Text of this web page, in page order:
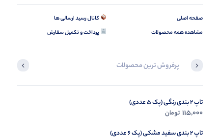
صفحه اصلی
مشاهده همه محصولات
کانال رسید ارسالی ها
پرداخت و تکمیل سفارش
پرفروش ترین محصولات
تاپ 2 بندی رنگی (پک 5 عددی)
115,000 تومان
تاپ 2 بندی سفید مشکی (پک 6 عددی)
کراپ و شورتک پوما (پک 6 عددی)
165,000 تومان